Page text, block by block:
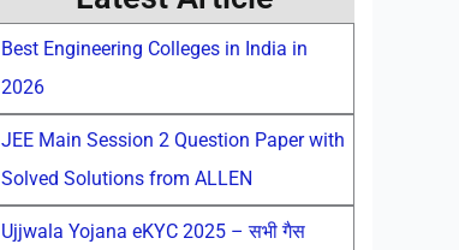
Best Engineering Colleges in India in
2026
JEE Main Session 2 Question Paper with
Solved Solutions from ALLEN
Ujjwala Yojana eKYC 2025 – सभी गैस